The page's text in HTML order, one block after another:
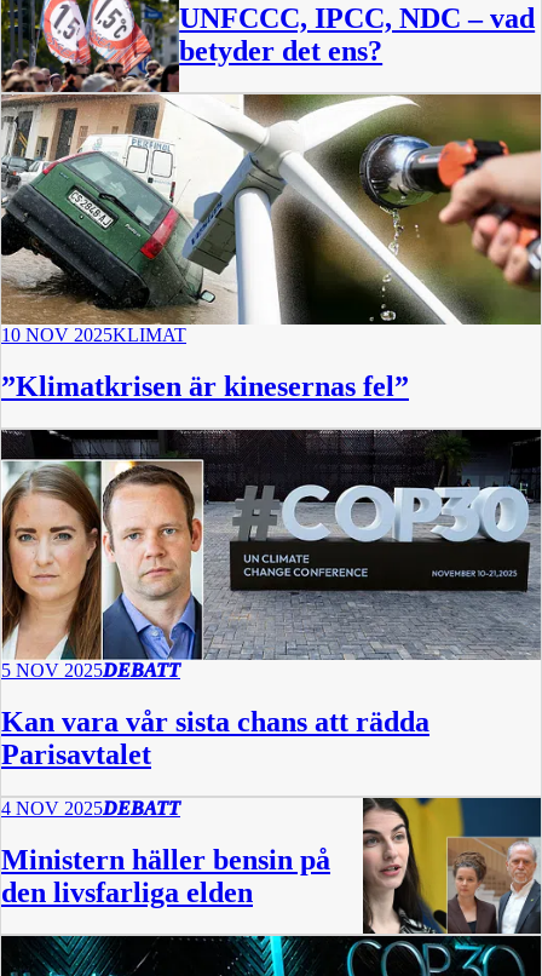
UNFCCC, IPCC, NDC – vad
betyder det ens?
10 NOV 2025KLIMAT
”Klimatkrisen är kinesernas fel”
5 NOV 2025DEBATT
Kan vara vår sista chans att rädda
Parisavtalet
4 NOV 2025DEBATT
Ministern häller bensin på
den livsfarliga elden